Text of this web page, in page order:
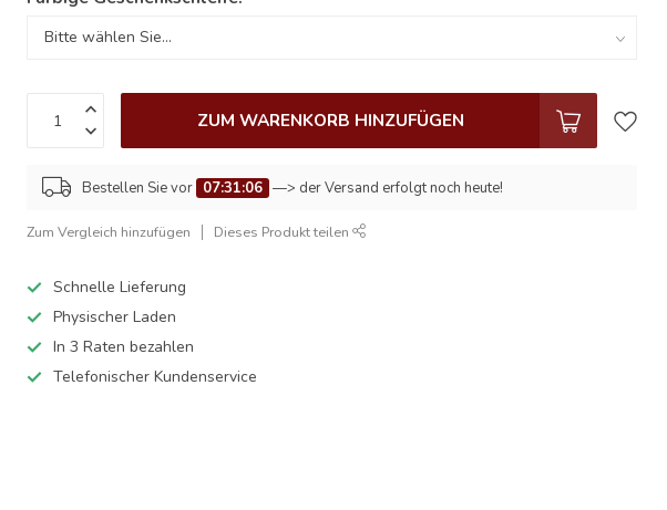
ZUM WARENKORB HINZUFÜGEN
Bestellen Sie vor 07:31:05 —> der Versand erfolgt noch heute!
Zum Vergleich hinzufügen Dieses Produkt teilen
Schnelle Lieferung
Physischer Laden
In 3 Raten bezahlen
Telefonischer Kundenservice